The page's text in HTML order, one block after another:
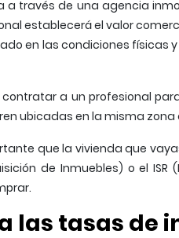
a través de una agencia
establecerá el valor
en las condiciones físicas
contratar a un profesional
ubicadas en la misma
que la vivienda que
de Inmuebles) o el
las tasas de